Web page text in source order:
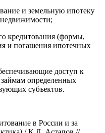
и земельную ипотеку
кредитования (формы,
и погашения ипотечных
доступ к
определенных
субъектов.
в России и за